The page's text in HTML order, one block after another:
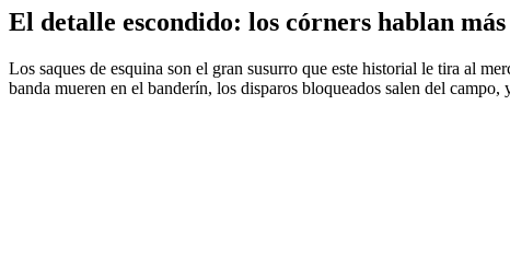
El detalle escondido: los córners hablan
Los saques de esquina son el gran susurro que este historial le tira al
banda mueren en el banderín, los disparos bloqueados salen del